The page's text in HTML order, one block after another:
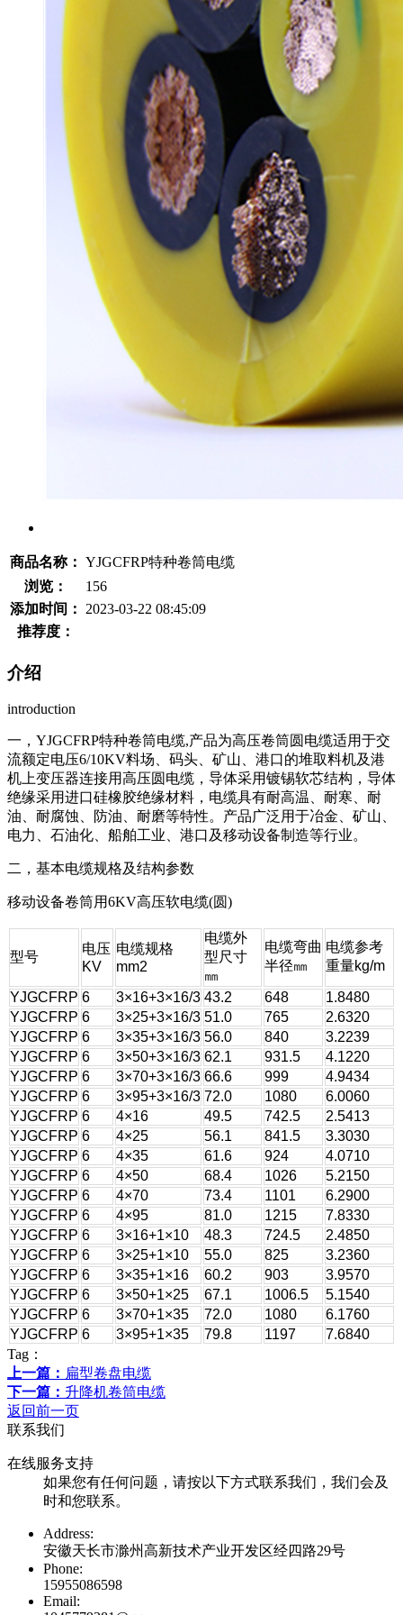
商品名称： YJGCFRP特种卷筒电缆
浏览：
156
添加时间：
2023-03-22 08:45:09
推荐度：
介绍
introduction
一，YJGCFRP特种卷筒电缆,产品为高压卷筒圆电缆适用于交
流额定电压6/10KV料场、码头、矿山、港口的堆取料机及港
机上变压器连接用高压圆电缆，导体采用镀锡软芯结构，导体
绝缘采用进口硅橡胶绝缘材料，电缆具有耐高温、耐寒、耐
油、耐腐蚀、防油、耐磨等特性。产品广泛用于冶金、矿山、
电力、石油化、船舶工业、港口及移动设备制造等行业。
二，基本电缆规格及结构参数
移动设备卷筒用6KV高压软电缆(圆)
型号
电压
KV
电缆规格
mm2
电缆外
型尺寸
㎜
电缆弯曲
半径㎜
电缆参考
重量kg/m
YJGCFRP 6 3×16+3×16/3 43.2 648
1.8480
YJGCFRP 6 3×25+3×16/3 51.0 765
2.6320
YJGCFRP 6 3×35+3×16/3 56.0 840
3.2239
YJGCFRP 6 3×50+3×16/3 62.1 931.5
4.1220
YJGCFRP 6 3×70+3×16/3 66.6 999
4.9434
YJGCFRP 6 3×95+3×16/3 72.0 1080
6.0060
YJGCFRP 6 4×16 49.5 742.5
2.5413
YJGCFRP 6 4×25 56.1 841.5
3.3030
YJGCFRP 6 4×35 61.6 924
4.0710
YJGCFRP 6 4×50 68.4 1026
5.2150
YJGCFRP 6 4×70 73.4 1101
6.2900
YJGCFRP 6 4×95 81.0 1215
7.8330
YJGCFRP 6 3×16+1×10 48.3 724.5
2.4850
YJGCFRP 6 3×25+1×10 55.0 825
3.2360
YJGCFRP 6 3×35+1×16 60.2 903
3.9570
YJGCFRP 6 3×50+1×25 67.1 1006.5
5.1540
YJGCFRP 6 3×70+1×35 72.0 1080
6.1760
YJGCFRP 6 3×95+1×35 79.8 1197
7.6840
Tag：
上一篇： 扁型卷盘电缆
下一篇： 升降机卷筒电缆
返回前一页
联系我们
在线服务支持
如果您有任何问题，请按以下方式联系我们，我们会及
时和您联系。
Address:
安徽天长市滁州高新技术产业开发区经四路29号
Phone:
15955086598
Email: